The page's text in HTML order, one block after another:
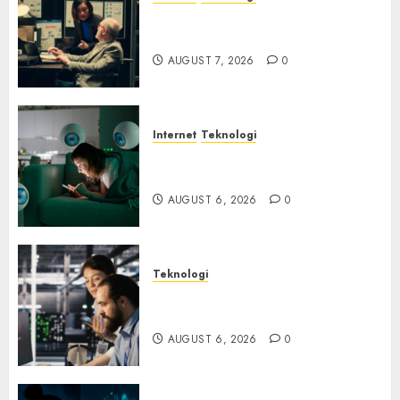
AUGUST 7, 2026 0
Internet Teknologi
AUGUST 6, 2026 0
Teknologi
AUGUST 6, 2026 0